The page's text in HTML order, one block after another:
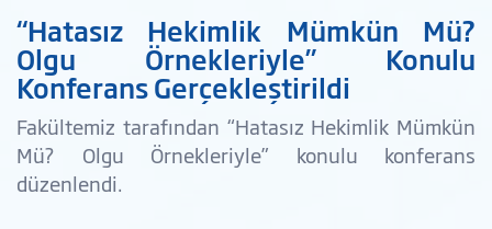
“Hatasız Hekimlik Mümkün Mü?
Olgu Örnekleriyle” Konulu
Konferans Gerçekleştirildi
Fakültemiz tarafından “Hatasız Hekimlik Mümkün
Mü? Olgu Örnekleriyle” konulu konferans
düzenlendi.